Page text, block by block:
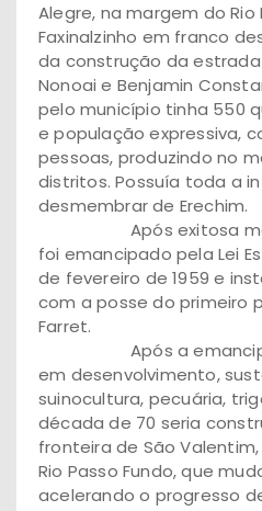
Alegre, na margem do Rio
Faxinalzinho em franco
da construção da estrada
Nonoai e Benjamin
pelo município tinha 550
e população expressiva,
pessoas, produzindo no
distritos. Possuía toda a
desmembrar de Erechim.
Após exitosa
foi emancipado pela Lei
de fevereiro de 1959 e
com a posse do primeiro
Farret.
Após a
em desenvolvimento,
suinocultura, pecuária,
década de 70 seria
fronteira de São
Rio Passo Fundo, que
acelerando o progresso